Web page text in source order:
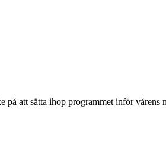
att sätta ihop programmet inför